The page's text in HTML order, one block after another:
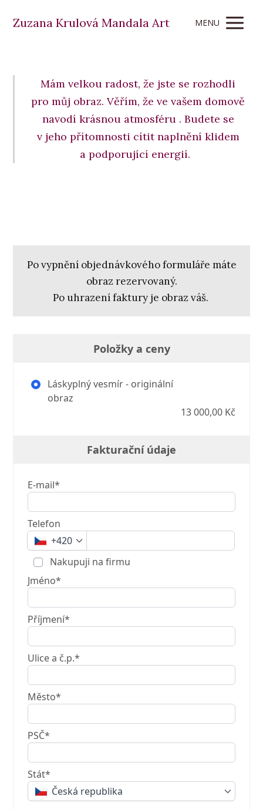
Zuzana Krulová Mandala Art MENU
Mám velkou radost, že jste se rozhodli
pro můj obraz. Věřím, že ve vašem domově
navodí krásnou atmosféru . Budete se
v jeho přítomnosti cítit naplnění klidem
a podporující energií.
Po vypnění objednávkového formuláře máte
obraz rezervovaný.
Po uhrazení faktury je obraz váš.
Položky a ceny
Láskyplný vesmír - originální
obraz
13 000,00 Kč
Fakturační údaje
E-mail*
Telefon
+420
Nakupuji na firmu
Jméno*
Příjmení*
Ulice a č.p.*
Město*
PSČ*
Stát*
Česká republika